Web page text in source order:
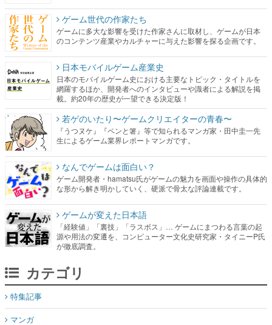
ゲーム世代の作家たち
ゲームに多大な影響を受けた作家さんに取材し、ゲームが日本
のコンテンツ産業やカルチャーに与えた影響を探る企画です。
日本モバイルゲーム産業史
日本のモバイルゲーム史における主要なトピック・タイトルを
網羅するほか、開発者へのインタビューや識者による解説を掲
載。約20年の歴史が一望できる決定版！
若ゲのいたり〜ゲームクリエイターの青春〜
『うつヌケ』『ペンと箸』等で知られるマンガ家・田中圭一先
生によるゲーム業界レポートマンガです。
なんでゲームは面白い？
ゲーム開発者・hamatsu氏がゲームの魅力を画面や操作の具体的
な形から解き明かしていく、硬派で骨太な評論連載です。
ゲームが変えた日本語
「経験値」「裏技」「ラスボス」… ゲームにまつわる言葉の起
源や用法の変遷を、コンピューター文化史研究家・タイニーP氏
が徹底調査。
カテゴリ
特集記事
マンガ